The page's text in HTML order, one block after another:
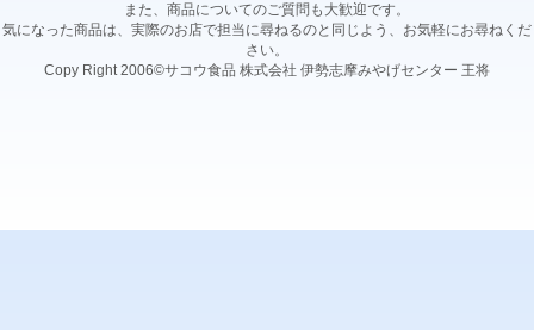
また、商品についてのご質問も大歓迎です。
気になった商品は、実際のお店で担当に尋ねるのと同じよう、お気軽にお尋ねくだ
さい。
Copy Right 2006©サコウ食品 株式会社 伊勢志摩みやげセンター 王将